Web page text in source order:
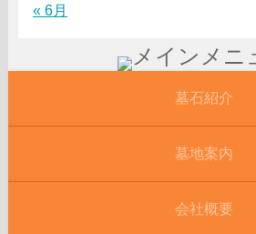
« 6月
墓石紹介
墓地案内
会社概要